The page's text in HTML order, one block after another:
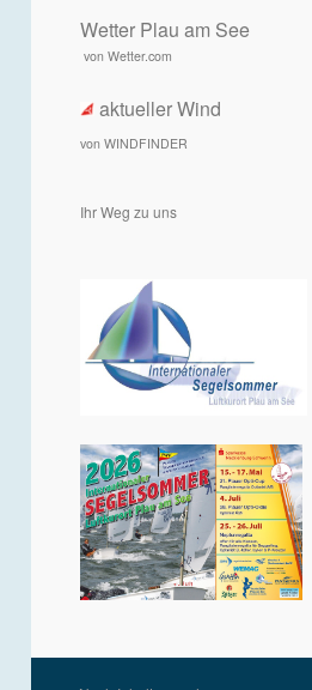
Wetter Plau am See
von Wetter.com
aktueller Wind
von WINDFINDER
Ihr Weg zu uns